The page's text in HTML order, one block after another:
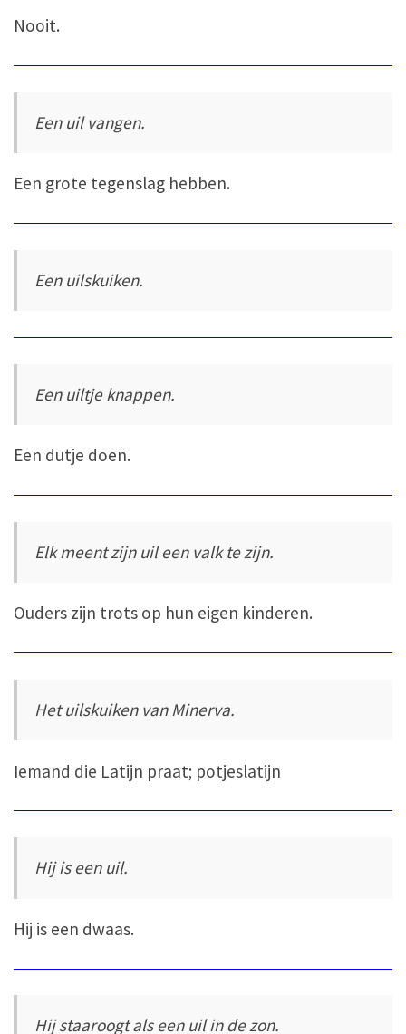
Nooit.
Een uil vangen.
Een grote tegenslag hebben.
Een uilskuiken.
Een uiltje knappen.
Een dutje doen.
Elk meent zijn uil een valk te zijn.
Ouders zijn trots op hun eigen kinderen.
Het uilskuiken van Minerva.
Iemand die Latijn praat; potjeslatijn
Hij is een uil.
Hij is een dwaas.
Hij staaroogt als een uil in de zon.